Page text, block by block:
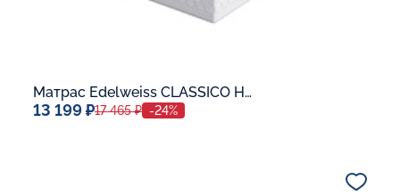
Матрас Edelweiss CLASSICO H-20
13 199 ₽17 465 ₽ -24%